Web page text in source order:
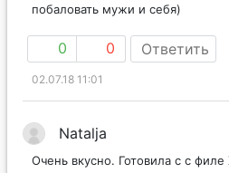
побаловать мужи и себя)
0 0 Ответить
02.07.18 11:01
Natalja
Очень вкусно. Готовила с с